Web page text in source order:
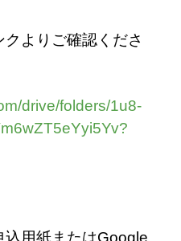
よりご確認くださ
drive/folders/1u8-
用紙またはGoogle